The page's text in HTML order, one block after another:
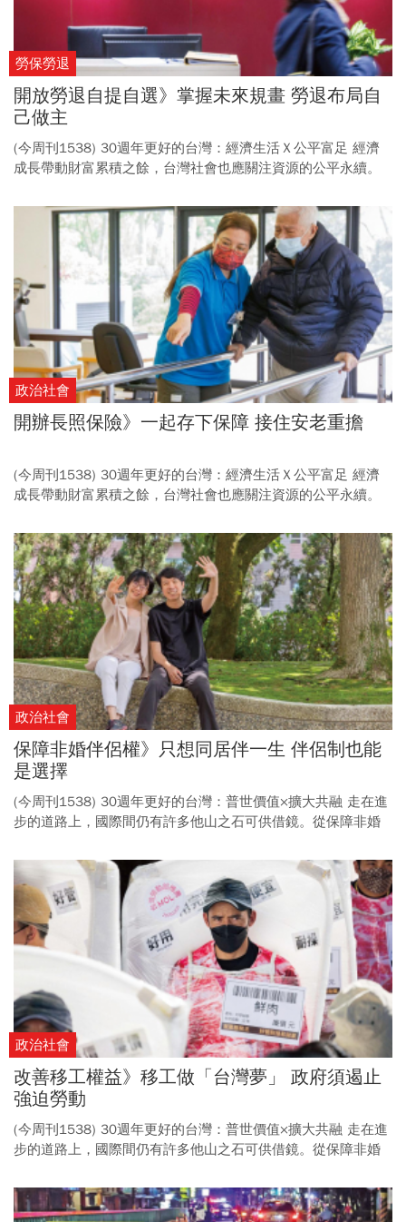
勞保勞退
開放勞退自提自選》掌握未來規畫 勞退布局自
己做主
(今周刊1538) 30週年更好的台灣：經濟生活Ｘ公平富足 經濟
成長帶動財富累積之餘，台灣社會也應關注資源的公平永續。
照保險，讓健全的財政與社福，成為點亮未來世代的希望。 (倡
議6) 勞退新制上路，自提比率始終偏低，無法自主投資是勞工
不願自提的主因之一。 開放自提自選，讓勞工依自身需求配置
資產，有助提升參與意願，強化退休保障。
政治社會
開辦長照保險》一起存下保障 接住安老重擔
(今周刊1538) 30週年更好的台灣：經濟生活Ｘ公平富足 經濟
成長帶動財富累積之餘，台灣社會也應關注資源的公平永續。
照保險，讓健全的財政與社福，成為點亮未來世代的希望。 (倡
議7) 台灣長照制度針對重度失能者給付範圍不足，許多家庭被
迫獨自扛下照護重擔。 建立財源更穩固的長照保險制度，納入
更多服務項目，才能因應超高齡社會需求。
政治社會
保障非婚伴侶權》只想同居伴一生 伴侶制也能
是選擇
(今周刊1538) 30週年更好的台灣：普世價值×擴大共融 走在進
步的道路上，國際間仍有許多他山之石可供借鏡。從保障非婚
軌國際，擴大社會共融。 (倡議8) 台灣結婚率下降，邁入婚姻
不再是現代人的必然選項，政府應積極推動伴侶制度法制化，
順應時代潮流，保障民眾權利。
政治社會
改善移工權益》移工做「台灣夢」 政府須遏止
強迫勞動
(今周刊1538) 30週年更好的台灣：普世價值×擴大共融 走在進
步的道路上，國際間仍有許多他山之石可供借鏡。從保障非婚
軌國際，擴大社會共融。 (倡議9) 為杜絕仲介、雇主對移工不
當收費，《就服法》應納入零招募費與強迫勞動概念，比照性